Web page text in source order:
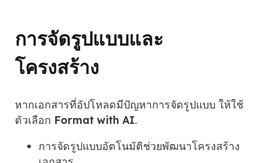
การจัดรูปแบบและ
โครงสร้าง
หากเอกสารที่อัปโหลดมีปัญหาการจัดรูปแบบ ให้ใช้
ตัวเลือก Format with AI.
การจัดรูปแบบอัตโนมัติช่วยพัฒนาโครงสร้าง